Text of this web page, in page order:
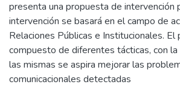
presenta una propuesta de intervención
intervención se basará en el campo de
Relaciones Públicas e Institucionales. El
compuesto de diferentes tácticas, con
las mismas se aspira mejorar las
comunicacionales detectadas